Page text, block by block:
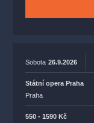
Sobota 26.9.2026
Státní opera Praha
Praha
550 - 1590 Kč